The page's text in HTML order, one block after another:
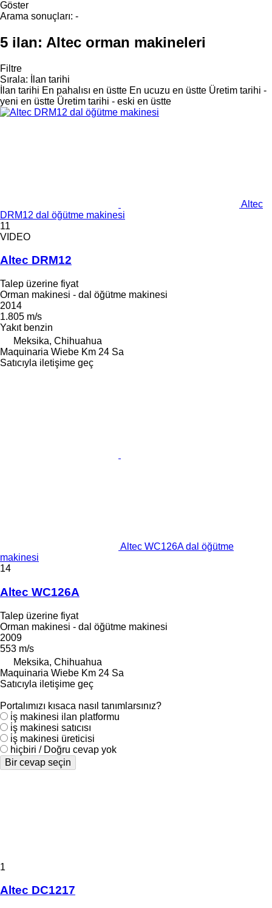
Göster
Arama sonuçları: -
5 ilan: Altec orman makineleri
Filtre
Sırala:
İlan tarihi
İlan tarihi En pahalısı en üstte En ucuzu en üstte Üretim tarihi -
yeni en üstte Üretim tarihi - eski en üstte
Altec
DRM12 dal öğütme makinesi
11
VIDEO
Altec DRM12
Talep üzerine fiyat
Orman makinesi - dal öğütme makinesi
2014
1.805 m/s
Yakıt benzin
Meksika, Chihuahua
Maquinaria Wiebe Km 24 Sa
Satıcıyla iletişime geç
Altec WC126A dal öğütme
makinesi
14
Altec WC126A
Talep üzerine fiyat
Orman makinesi - dal öğütme makinesi
2009
553 m/s
Meksika, Chihuahua
Maquinaria Wiebe Km 24 Sa
Satıcıyla iletişime geç
Portalımızı kısaca nasıl tanımlarsınız?
i̇ş makinesi ilan platformu
i̇ş makinesi satıcısı
i̇ş makinesi üreticisi
hiçbiri / Doğru cevap yok
Bir cevap seçin
1
Altec DC1217